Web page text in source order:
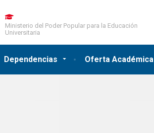
Dependencias Oferta Académica
Ministerio del Poder Popular para la Educación
Universitaria